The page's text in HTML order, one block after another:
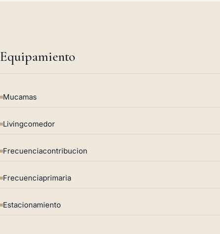
Equipamiento
Mucamas
Livingcomedor
Frecuenciacontribucion
Frecuenciaprimaria
Estacionamiento